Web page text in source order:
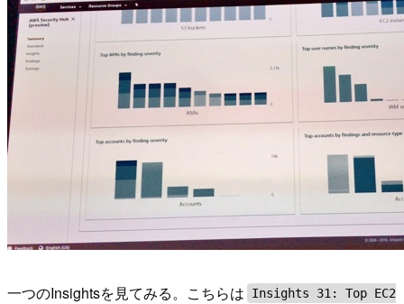
一つのInsightsを見てみる。こちらは
Insights 31: Top EC2